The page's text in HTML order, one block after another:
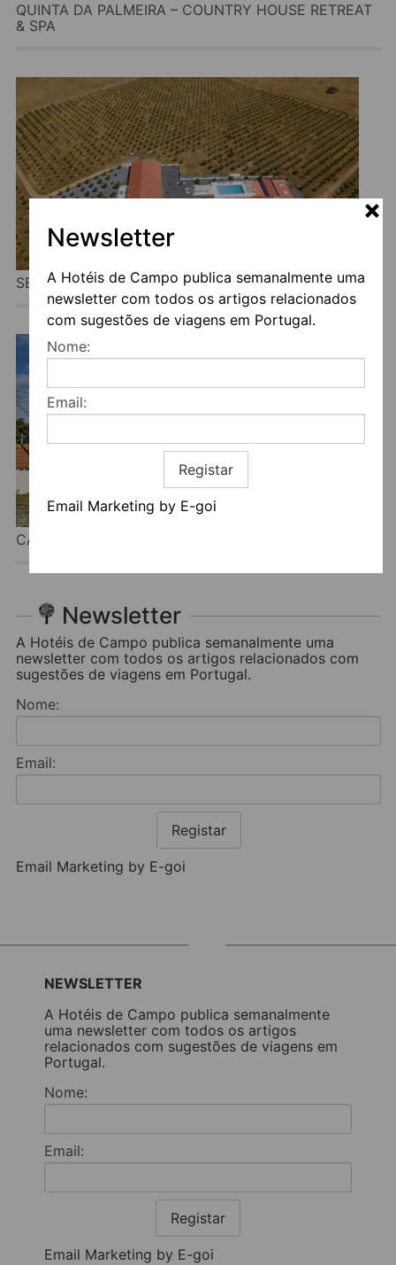
Newsletter
A Hotéis de Campo publica semanalmente uma
newsletter com todos os artigos relacionados
com sugestões de viagens em Portugal.
Nome:
Email:
Registar
Email Marketing by E-goi
QUINTA DA PALMEIRA – COUNTRY HOUSE RETREAT
& SPA
SESMARIAS TURISMO RURAL & SPA
CASA TREBARUNA
Newsletter
A Hotéis de Campo publica semanalmente uma
newsletter com todos os artigos relacionados com
sugestões de viagens em Portugal.
Nome:
Email:
Registar
Email Marketing by E-goi
NEWSLETTER
A Hotéis de Campo publica semanalmente
uma newsletter com todos os artigos
relacionados com sugestões de viagens em
Portugal.
Nome:
Email:
Registar
Email Marketing by E-goi